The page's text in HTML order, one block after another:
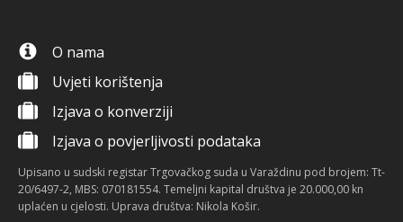
O nama
Uvjeti korištenja
Izjava o konverziji
Izjava o povjerljivosti podataka
Upisano u sudski registar Trgovačkog suda u Varaždinu pod brojem: Tt-
20/6497-2, MBS: 070181554. Temeljni kapital društva je 20.000,00 kn
uplaćen u cjelosti. Uprava društva: Nikola Košir.